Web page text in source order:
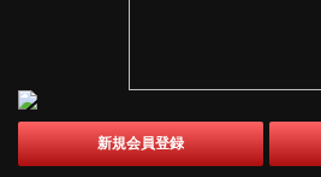
新規会員登録